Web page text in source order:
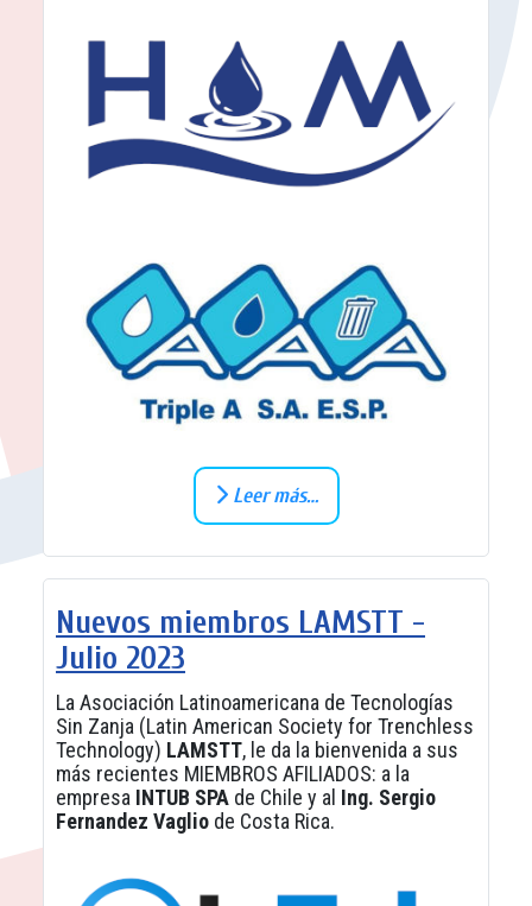
Leer más…
Nuevos miembros LAMSTT -
Julio 2023
La Asociación Latinoamericana de Tecnologías
Sin Zanja (Latin American Society for Trenchless
Technology) LAMSTT, le da la bienvenida a sus
más recientes MIEMBROS AFILIADOS: a la
empresa INTUB SPA de Chile y al Ing. Sergio
Fernandez Vaglio de Costa Rica.